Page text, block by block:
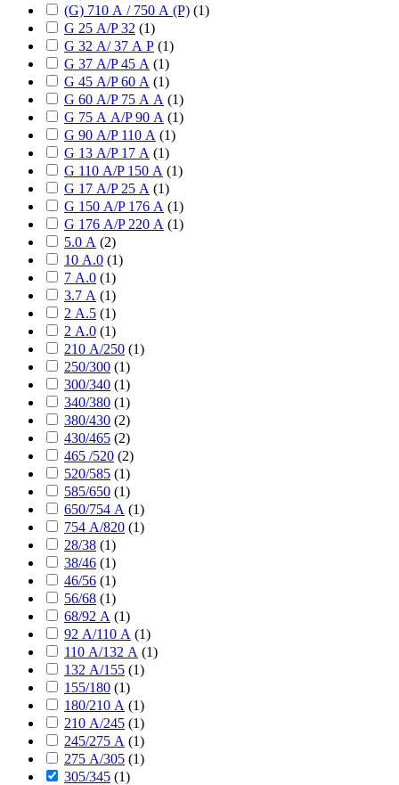
(G) 710 А / 750 А (P) (1)
G 25 А/P 32 (1)
G 32 А/ 37 А P (1)
G 37 А/P 45 А (1)
G 45 А/P 60 А (1)
G 60 А/P 75 А А (1)
G 75 А А/P 90 А (1)
G 90 А/P 110 А (1)
G 13 А/P 17 А (1)
G 110 А/P 150 А (1)
G 17 А/P 25 А (1)
G 150 А/P 176 А (1)
G 176 А/P 220 А (1)
5.0 А (2)
10 А.0 (1)
7 А.0 (1)
3.7 А (1)
2 А.5 (1)
2 А.0 (1)
210 А/250 (1)
250/300 (1)
300/340 (1)
340/380 (1)
380/430 (2)
430/465 (2)
465 /520 (2)
520/585 (1)
585/650 (1)
650/754 А (1)
754 А/820 (1)
28/38 (1)
38/46 (1)
46/56 (1)
56/68 (1)
68/92 А (1)
92 А/110 А (1)
110 А/132 А (1)
132 А/155 (1)
155/180 (1)
180/210 А (1)
210 А/245 (1)
245/275 А (1)
275 А/305 (1)
305/345 (1)